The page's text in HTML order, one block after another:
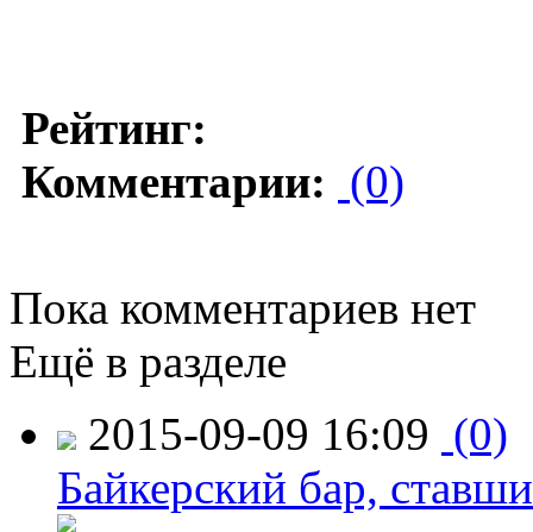
Рейтинг:
Комментарии: (0)
Пока комментариев нет
Ещё в разделе
2015-09-09 16:09 (0)
Байкерский бар,